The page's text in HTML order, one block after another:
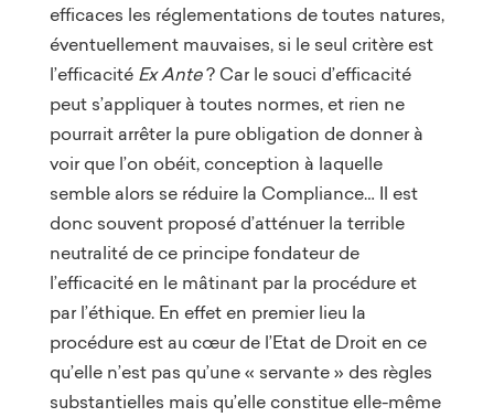
efficaces les réglementations de toutes natures,
éventuellement mauvaises, si le seul critère est
l’efficacité Ex Ante? Car le souci d’efficacité
peut s’appliquer à toutes normes, et rien ne
pourrait arrêter la pure obligation de donner à
voir que l’on obéit, conception à laquelle
semble alors se réduire la Compliance… Il est
donc souvent proposé d’atténuer la terrible
neutralité de ce principe fondateur de
l’efficacité en le mâtinant par la procédure et
par l’éthique. En effet en premier lieu la
procédure est au cœur de l’Etat de Droit en ce
qu’elle n’est pas qu’une « servante » des règles
substantielles mais qu’elle constitue elle-même